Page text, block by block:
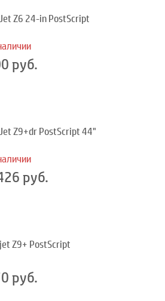
Z6 24-in PostScript
руб.
Z9+dr PostScript 44"
руб.
Z9+ PostScript
руб.